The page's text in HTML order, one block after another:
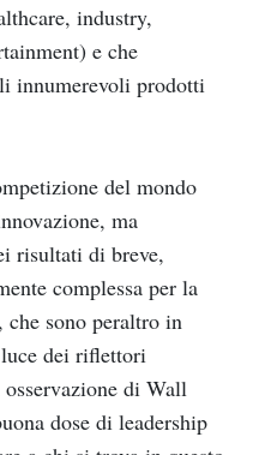
industry,
e che
innumerevoli prodotti
del mondo
ma
risultati di breve,
complessa per la
che sono peraltro in
dei riflettori
di Wall
dose di leadership